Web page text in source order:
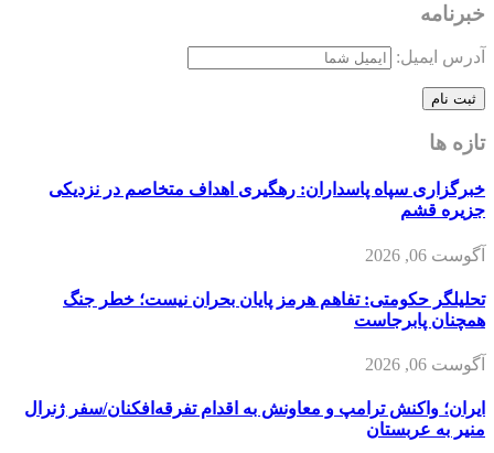
خبرنامه
آدرس ایمیل:
تازه ها
خبرگزاری سپاه پاسداران: رهگیری اهداف متخاصم در نزدیکی
جزیره قشم
آگوست 06, 2026
تحلیلگر حکومتی: تفاهم هرمز پایان بحران نیست؛ خطر جنگ
همچنان پابرجاست
آگوست 06, 2026
ایران؛ واکنش ترامپ و معاونش به اقدام تفرقه‌افکنان/سفر ژنرال
منیر به عربستان